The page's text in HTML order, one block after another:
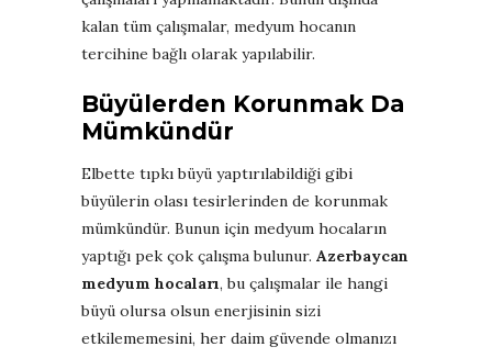
kalan tüm çalışmalar, medyum hocanın
tercihine bağlı olarak yapılabilir.
Büyülerden Korunmak Da
Mümkündür
Elbette tıpkı büyü yaptırılabildiği gibi
büyülerin olası tesirlerinden de korunmak
mümkündür. Bunun için medyum hocaların
yaptığı pek çok çalışma bulunur. Azerbaycan
medyum hocaları, bu çalışmalar ile hangi
büyü olursa olsun enerjisinin sizi
etkilememesini, her daim güvende olmanızı